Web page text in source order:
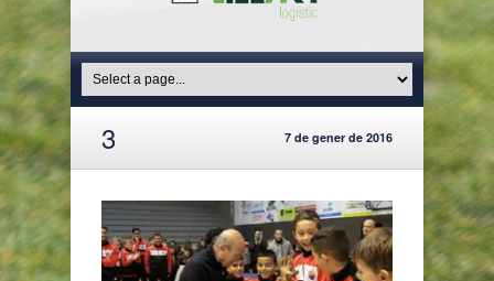
3 7 de gener de 2016